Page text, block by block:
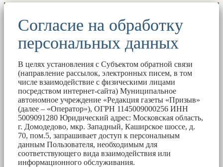
Согласие на обработку
персональных данных
В целях установления с Субъектом обратной связи
(направление рассылок, электронных писем, в том
числе взаимодействие с физическими лицами
посредством интернет-сайта) Муниципальное
автономное учреждение «Редакция газеты «Призыв»
(далее – «Оператор»), ОГРН 1145009000256 ИНН
5009091280 Юридический адрес: Московская область,
г. Домодедово, мкр. Западный, Каширское шоссе, д.
70, пом.5, запрашивает доступ к персональным
данным Пользователя, необходимым для
соответствующего вида взаимодействия или
информационного обслуживания.